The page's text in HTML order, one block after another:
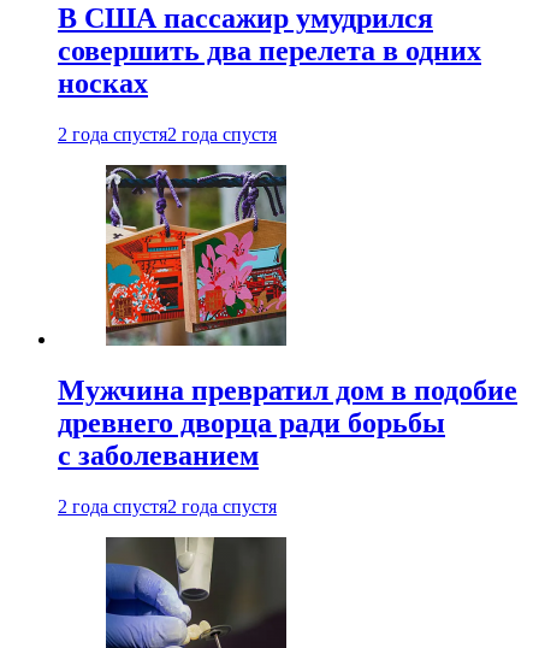
В США пассажир умудрился
совершить два перелета в одних
носках
2 года спустя2 года спустя
Мужчина превратил дом в подобие
древнего дворца ради борьбы
с заболеванием
2 года спустя2 года спустя